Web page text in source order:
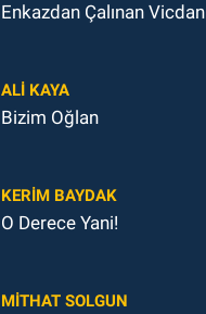
Enkazdan Çalınan Vicdan
ALI KAYA
Bizim Oğlan
KERIM BAYDAK
O Derece Yani!
MITHAT SOLGUN